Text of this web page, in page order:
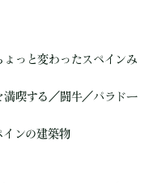
っと変わったスペインみ
喫する／闘牛／パラドー
ンの建築物